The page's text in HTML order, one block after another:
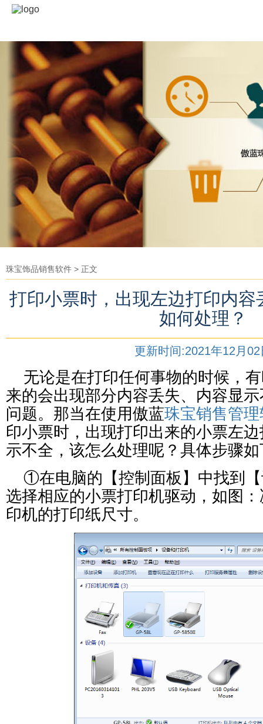
珠宝饰品销售软件 > 正文
打印小票时，出现左边打印内容
如何处理？
更新时间:2021年12月02
无论是在打印任何事物的时候，
来的会出现部分内容丢失、内容显
问题。那当在使用傲蓝珠宝销售管
印小票时，出现打印出来的小票左
示不全，该怎么处理呢？具体步骤
①在电脑的 【控制面板 】 中找到 【
选择相应的小票打印机驱动，如图
印机的打印纸尺寸。